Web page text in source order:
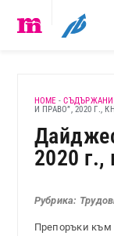
HOME -
И ПРАВО”, 2020 Г.,
2020 г.,
Рубрика:
Препоръки към